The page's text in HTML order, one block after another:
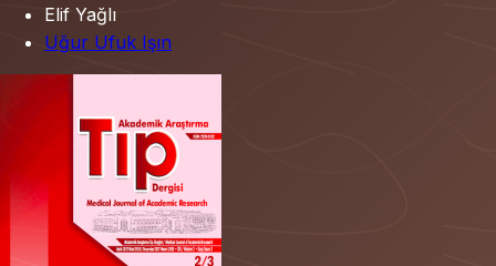
Elif Yağlı
Uğur Ufuk Işın